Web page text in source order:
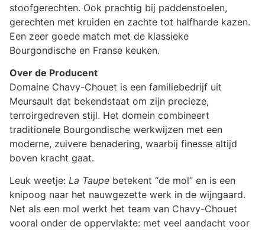
stoofgerechten. Ook prachtig bij paddenstoelen,
gerechten met kruiden en zachte tot halfharde kazen.
Een zeer goede match met de klassieke
Bourgondische en Franse keuken.
Over de Producent
Domaine Chavy-Chouet is een familiebedrijf uit
Meursault dat bekendstaat om zijn precieze,
terroirgedreven stijl. Het domein combineert
traditionele Bourgondische werkwijzen met een
moderne, zuivere benadering, waarbij finesse altijd
boven kracht gaat.
Leuk weetje: La Taupe betekent “de mol” en is een
knipoog naar het nauwgezette werk in de wijngaard.
Net als een mol werkt het team van Chavy-Chouet
vooral onder de oppervlakte: met veel aandacht voor